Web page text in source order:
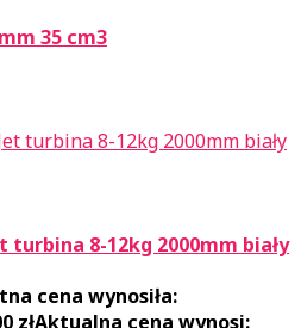
35 cm3
turbina 8-12kg 2000mm biały
cena wynosiła:
złAktualna cena wynosi: